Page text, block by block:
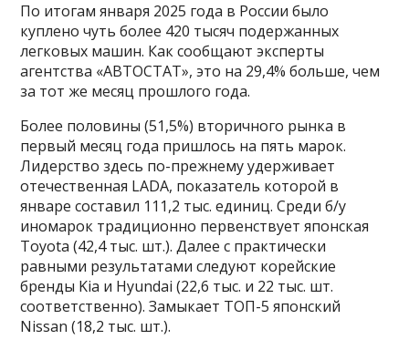
По итогам января 2025 года в России было
куплено чуть более 420 тысяч подержанных
легковых машин. Как сообщают эксперты
агентства «АВТОСТАТ», это на 29,4% больше, чем
за тот же месяц прошлого года.
Более половины (51,5%) вторичного рынка в
первый месяц года пришлось на пять марок.
Лидерство здесь по-прежнему удерживает
отечественная LADA, показатель которой в
январе составил 111,2 тыс. единиц. Среди б/у
иномарок традиционно первенствует японская
Toyota (42,4 тыс. шт.). Далее с практически
равными результатами следуют корейские
бренды Kia и Hyundai (22,6 тыс. и 22 тыс. шт.
соответственно). Замыкает ТОП-5 японский
Nissan (18,2 тыс. шт.).